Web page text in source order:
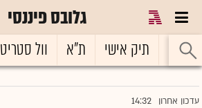
גלובס פיננסי
ראשי תיק אישי ת"א וול סטריט
עדכון אחרון 14:32